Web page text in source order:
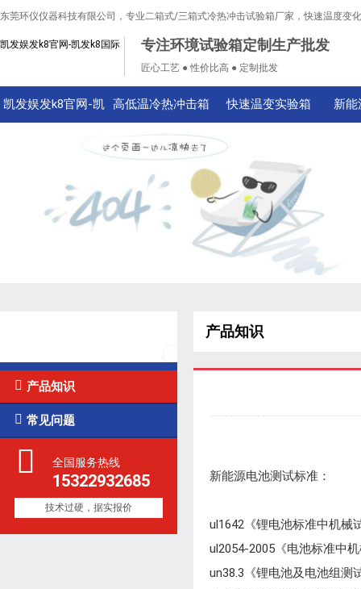
东莞环仪仪器科技有限公司，专业二箱式/三箱式冷热冲击试验箱厂家，快速温度变
凯发娱发k8官网-凯发k8国际 专注环境试验箱定制生产批发
匠心工艺 ● 性价比高 ● 定制批发
凯发娱发k8官网-凯 高低温冷热冲击箱 快速温变实验箱 新
 产品知识
 常见问题
全国服务热线
15322932685
技术过硬，据实报价
产品知识
新能源电池测试标准：
ul1642《锂电池标准中机
ul2054-2005《电池标准中
un38.3《锂电池及电池组